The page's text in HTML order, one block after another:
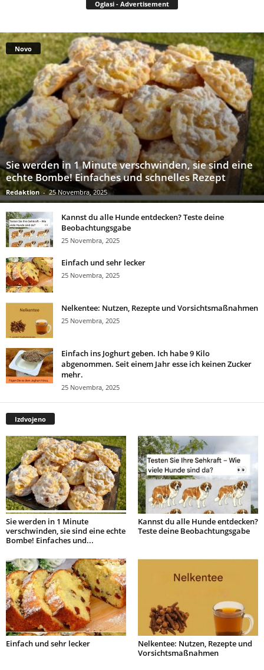
Oglasi - Advertisement
Novo
Sie werden in 1 Minute verschwinden, sie sind eine
echte Bombe! Einfaches und schnelles Rezept
Redaktion - 25 Novembra, 2025
Kannst du alle Hunde entdecken? Teste deine
Beobachtungsgabe
25 Novembra, 2025
Einfach und sehr lecker
25 Novembra, 2025
Nelkentee: Nutzen, Rezepte und Vorsichtsmaßnahmen
25 Novembra, 2025
Einfach ins Joghurt geben. Ich habe 9 Kilo
abgenommen. Seit einem Jahr esse ich keinen Zucker
mehr.
25 Novembra, 2025
Izdvojeno
Sie werden in 1 Minute
verschwinden, sie sind eine echte
Bombe! Einfaches und...
Kannst du alle Hunde entdecken?
Teste deine Beobachtungsgabe
Einfach und sehr lecker
Nelkentee: Nutzen, Rezepte und
Vorsichtsmaßnahmen